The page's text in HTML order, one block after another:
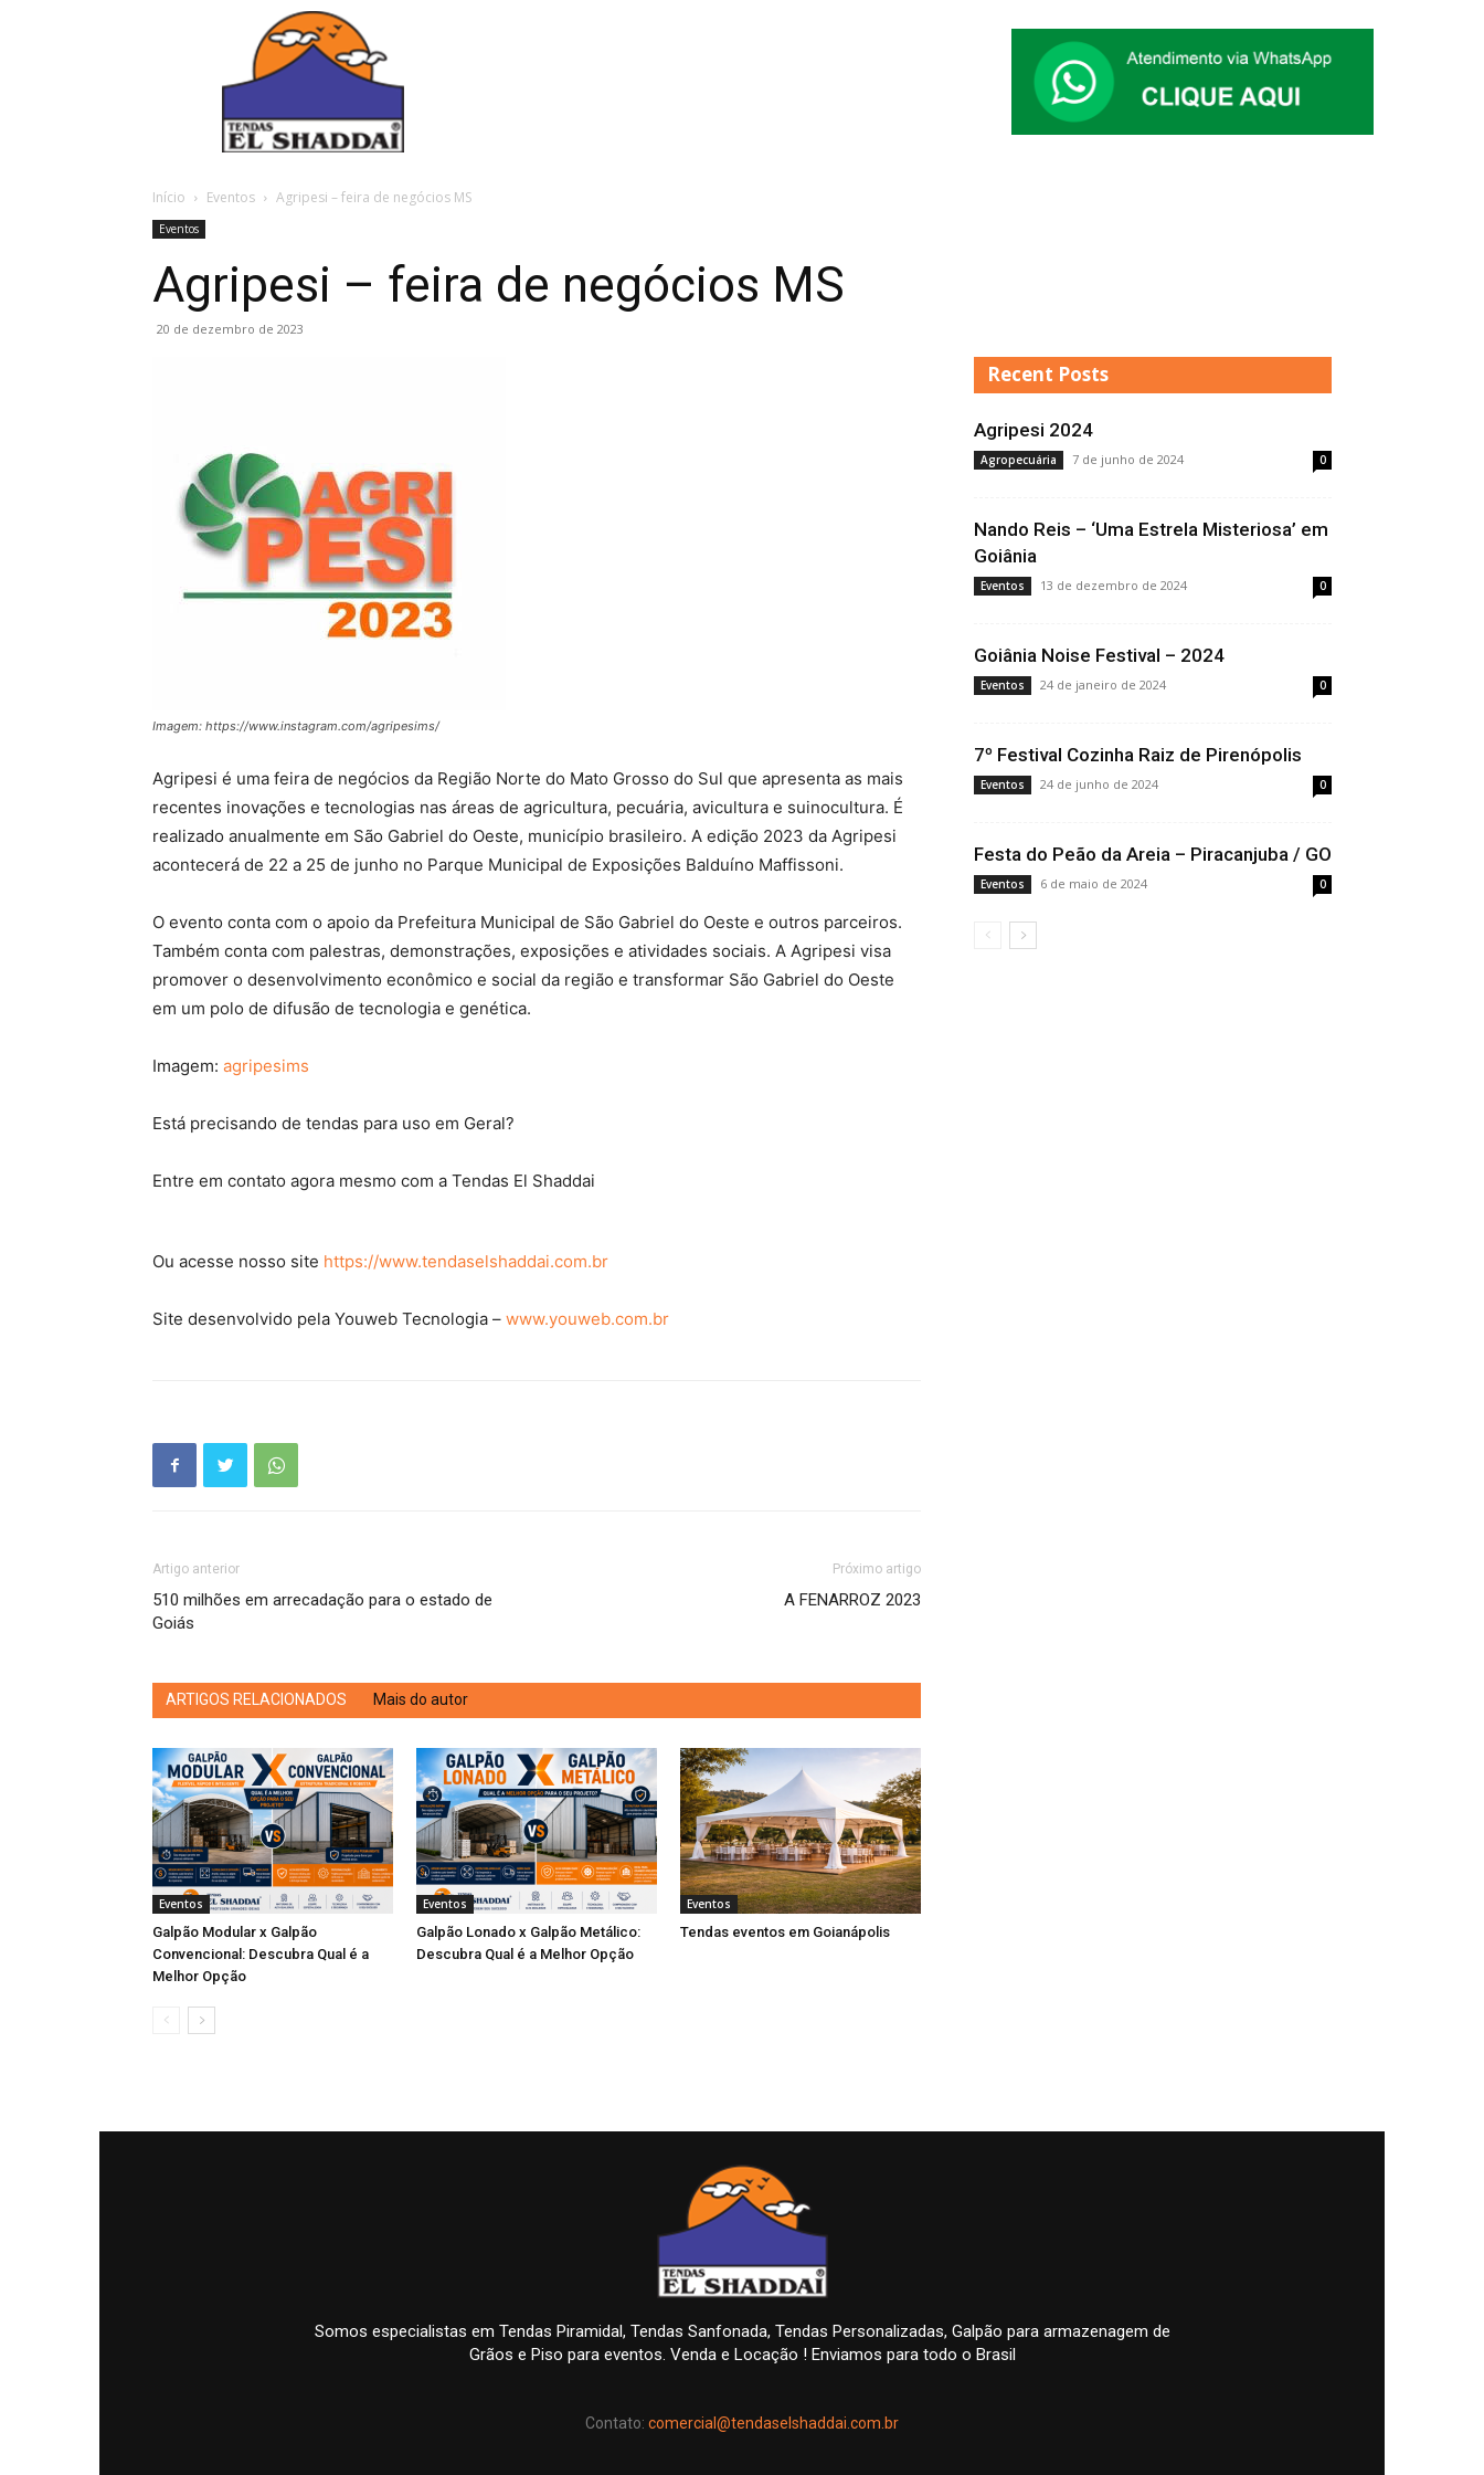
Início Eventos Agripesi – feira de negócios MS
Eventos
Agripesi – feira de negócios MS
20 de dezembro de 2023
Imagem: https://www.instagram.com/agripesims/
Agripesi é uma feira de negócios da Região Norte do Mato Grosso do Sul que apresenta as mais
recentes inovações e tecnologias nas áreas de agricultura, pecuária, avicultura e suinocultura. É
realizado anualmente em São Gabriel do Oeste, município brasileiro. A edição 2023 da Agripesi
acontecerá de 22 a 25 de junho no Parque Municipal de Exposições Balduíno Maffissoni.
O evento conta com o apoio da Prefeitura Municipal de São Gabriel do Oeste e outros parceiros.
Também conta com palestras, demonstrações, exposições e atividades sociais. A Agripesi visa
promover o desenvolvimento econômico e social da região e transformar São Gabriel do Oeste
em um polo de difusão de tecnologia e genética.
Imagem: agripesims
Está precisando de tendas para uso em Geral?
Entre em contato agora mesmo com a Tendas El Shaddai
Ou acesse nosso site https://www.tendaselshaddai.com.br
Site desenvolvido pela Youweb Tecnologia – www.youweb.com.br
Artigo anterior
510 milhões em arrecadação para o estado de
Goiás
Próximo artigo
A FENARROZ 2023
ARTIGOS RELACIONADOS Mais do autor
Eventos
Galpão Modular x Galpão
Convencional: Descubra Qual é a
Melhor Opção
Eventos
Galpão Lonado x Galpão Metálico:
Descubra Qual é a Melhor Opção
Eventos
Tendas eventos em Goianápolis
Recent Posts
Agripesi 2024
Agropecuária 7 de junho de 2024 0
Nando Reis – ‘Uma Estrela Misteriosa’ em
Goiânia
Eventos 13 de dezembro de 2024 0
Goiânia Noise Festival – 2024
Eventos 24 de janeiro de 2024 0
7º Festival Cozinha Raiz de Pirenópolis
Eventos 24 de junho de 2024 0
Festa do Peão da Areia – Piracanjuba / GO
Eventos 6 de maio de 2024 0
Somos especialistas em Tendas Piramidal, Tendas Sanfonada, Tendas Personalizadas, Galpão para armazenagem de
Grãos e Piso para eventos. Venda e Locação ! Enviamos para todo o Brasil
Contato: comercial@tendaselshaddai.com.br